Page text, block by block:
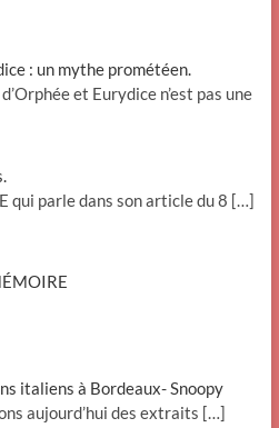
: un mythe prométéen.
et Eurydice n’est pas une
qui parle dans son article du 8 […]
italiens à Bordeaux- Snoopy
aujourd’hui des extraits […]